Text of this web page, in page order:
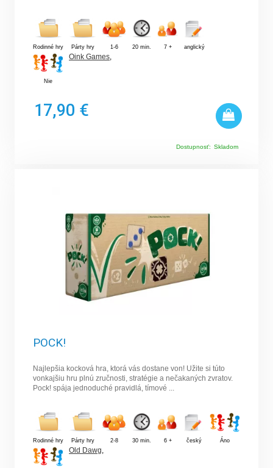
Rodinné hry Párty hry 1-6 20 min. 7 + anglický
Nie
Oink Games,
17,90 €
Dostupnosť: Skladom
POCK!
Najlepšia kocková hra, ktorá vás dostane von! Užite si túto
vonkajšiu hru plnú zručnosti, stratégie a nečakaných zvratov.
Pock! spája jednoduché pravidlá, tímové ...
Rodinné hry Párty hry 2-8 30 min. 6 + český Áno
Old Dawg,